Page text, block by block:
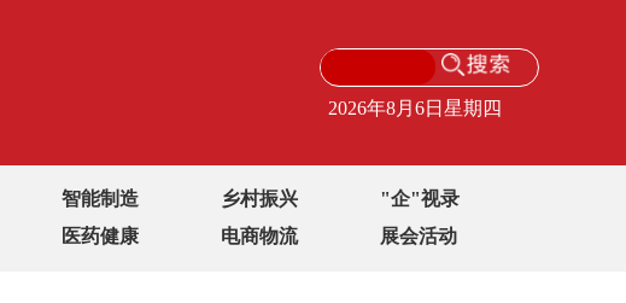
2026年8月6日星期四
"企"视录
乡村振兴
智能制造
展会活动
电商物流
医药健康